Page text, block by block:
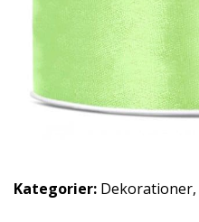
Kategorier: Dekorationer,